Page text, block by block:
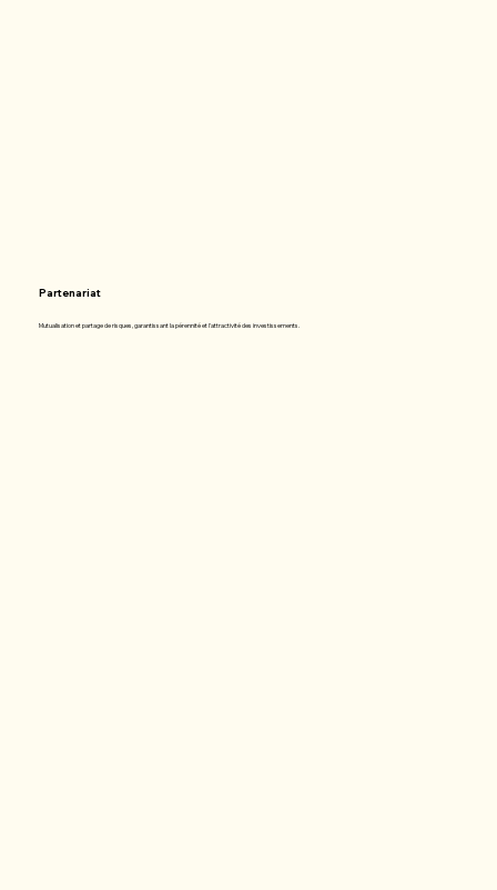
Partenariat
Mutualisation et partage de risques, garantissant la pérennité et l'attractivité des investissements.